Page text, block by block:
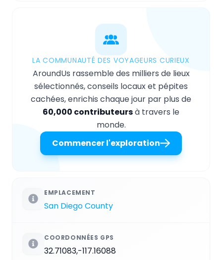
LA COMMUNAUTÉ DES VOYAGEURS CURIEUX
AroundUs rassemble des milliers de lieux
sélectionnés, conseils locaux et pépites
cachées, enrichis chaque jour par plus de
60,000 contributeursà travers le
monde.
Commencer l'exploration
EMPLACEMENT
San Diego County
COORDONNÉES GPS
32.71083,-117.16088